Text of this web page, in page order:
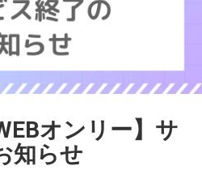
オンリー】サ
知らせ